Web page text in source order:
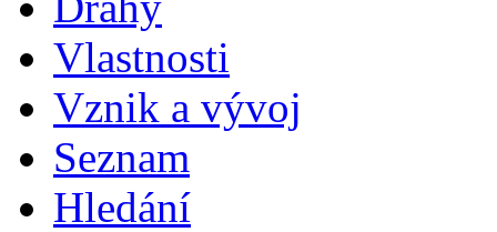
Vlastnosti
Vznik a vývoj
Seznam
Hledání